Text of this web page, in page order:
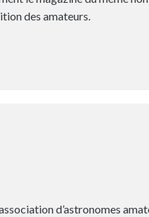
des amateurs.
d’astronomes